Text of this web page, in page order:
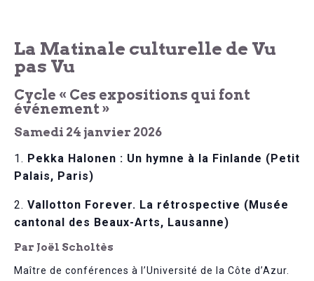
La Matinale culturelle de Vu
pas Vu
Cycle « Ces expositions qui font
événement »
Samedi 24 janvier 2026
Pekka Halonen : Un hymne à la Finlande (Petit
Palais, Paris)
Vallotton Forever. La rétrospective (Musée
cantonal des Beaux-Arts, Lausanne)
Par Joël Scholtès
Maître de conférences à l’Université de la Côte d’Azur.